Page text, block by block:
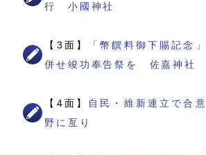
行 小國神社
【3面】
「幣饌料御下賜記念
併せ竣功奉告祭を 佐嘉神社
【4面】
自民・維新連立で合
野に亙り